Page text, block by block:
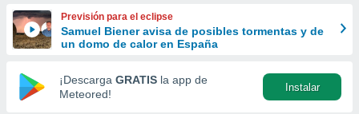
y
forma
digital
basada
Previsión para el eclipse
Samuel Biener avisa de posibles tormentas y de
un domo de calor en España
¡Descarga GRATIS la app de
Meteored!
Instalar